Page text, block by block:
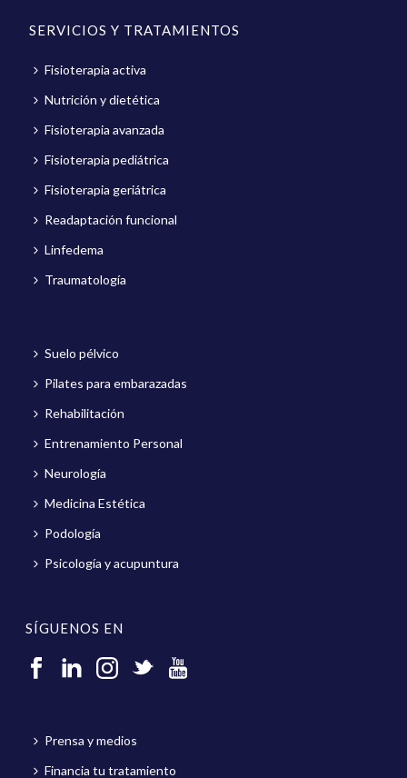
SERVICIOS Y TRATAMIENTOS
Fisioterapia activa
Nutrición y dietética
Fisioterapia avanzada
Fisioterapia pediátrica
Fisioterapia geriátrica
Readaptación funcional
Linfedema
Traumatología
Suelo pélvico
Pilates para embarazadas
Rehabilitación
Entrenamiento Personal
Neurología
Medicina Estética
Podología
Psicología y acupuntura
SÍGUENOS EN
Prensa y medios
Financia tu tratamiento